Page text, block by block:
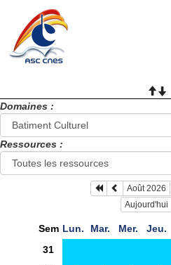
Domaines :
Ressources :
Août 2026
Aujourd'hui
Sem Lun. Mar. Mer. Jeu.
31